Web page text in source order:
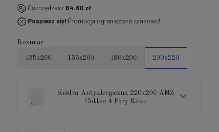
Jeżeli produkt jest sprzedawany krócej niż 30 dni,
wyświetlana jest najniższa cena od momentu, kiedy
produkt pojawił się w sprzedaży.
Oszczędzasz 64.80 zł
Pospiesz się! Promocja ograniczona czasowo!
Rozmiar
135x200 155x200 180x200 200x220
Kołdra Antyalergiczna 220x200 AMZ
Cotton 4 Pory Roku